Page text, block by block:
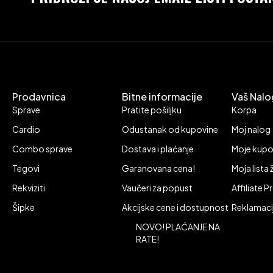
Prodavnica
Sprave
Cardio
Combo sprave
Tegovi
Rekviziti
Šipke
Bitne informacije
Pratite pošiljku
Odustanak od kupovine
Dostava i plaćanje
Garanovana cena!
Vaučeri za popust
Akcijske cene i dostupnost
NOVO! PLAĆANJE NA
RATE!
Vaš
Korpa
Moj nalog
Moje
Moja lista
Affiliate